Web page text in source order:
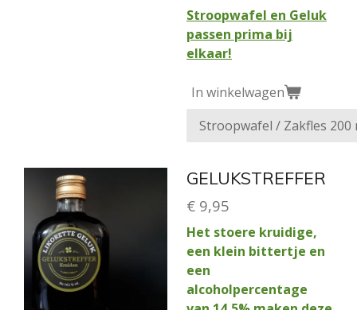
Stroopwafel en Geluk
passen prima bij
elkaar!
In winkelwagen
GELUKSTREFFER
€ 9,95
Het stoere kruidige,
een klein bittertje en
een
alcoholpercentage